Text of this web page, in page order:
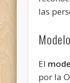
las
El
por la